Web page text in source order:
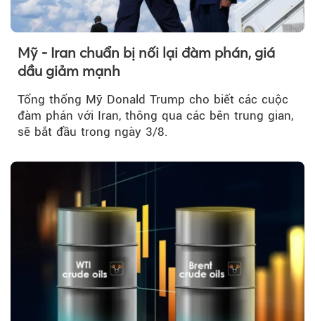
Mỹ - Iran chuẩn bị nối lại đàm phán, giá
dầu giảm mạnh
Tổng thống Mỹ Donald Trump cho biết các cuộc
đàm phán với Iran, thông qua các bên trung gian,
sẽ bắt đầu trong ngày 3/8.